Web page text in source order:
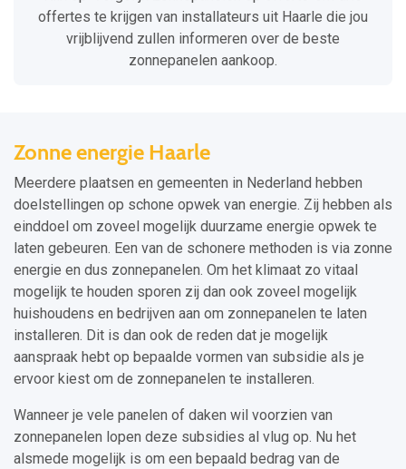
offertes te krijgen van installateurs uit Haarle die jou
vrijblijvend zullen informeren over de beste
zonnepanelen aankoop.
Zonne energie Haarle
Meerdere plaatsen en gemeenten in Nederland hebben
doelstellingen op schone opwek van energie. Zij hebben als
einddoel om zoveel mogelijk duurzame energie opwek te
laten gebeuren. Een van de schonere methoden is via zonne
energie en dus zonnepanelen. Om het klimaat zo vitaal
mogelijk te houden sporen zij dan ook zoveel mogelijk
huishoudens en bedrijven aan om zonnepanelen te laten
installeren. Dit is dan ook de reden dat je mogelijk
aanspraak hebt op bepaalde vormen van subsidie als je
ervoor kiest om de zonnepanelen te installeren.
Wanneer je vele panelen of daken wil voorzien van
zonnepanelen lopen deze subsidies al vlug op. Nu het
alsmede mogelijk is om een bepaald bedrag van de